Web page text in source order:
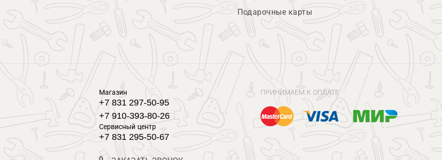
Подарочные карты
Магазин
+7 831 297-50-95
+7 910-393-80-26
Сервисный центр
+7 831 295-50-67
ПРИНИМАЕМ К ОПЛАТЕ